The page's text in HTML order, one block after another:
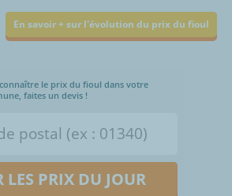
En savoir + sur l'évolution du prix du fioul
le prix du fioul dans votre
faites un devis !
LES PRIX DU JOUR